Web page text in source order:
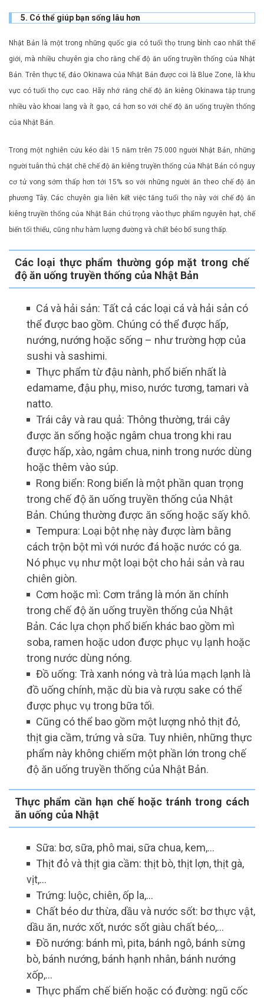
5. Có thể giúp bạn sống lâu hơn
Nhật Bản là một trong những quốc gia có tuổi thọ trung bình cao nhất thế
giới, mà nhiều chuyên gia cho rằng chế độ ăn uống truyền thống của Nhật
Bản. Trên thực tế, đảo Okinawa của Nhật Bản được coi là Blue Zone, là khu
vực có tuổi thọ cực cao. Hãy nhớ rằng chế độ ăn kiêng Okinawa tập trung
nhiều vào khoai lang và ít gạo, cá hơn so với chế độ ăn uống truyền thống
của Nhật Bản.
Trong một nghiên cứu kéo dài 15 năm trên 75.000 người Nhật Bản, những
người tuân thủ chặt chẽ chế độ ăn kiêng truyền thống của Nhật Bản có nguy
cơ tử vong sớm thấp hơn tới 15% so với những người ăn theo chế độ ăn
phương Tây. Các chuyên gia liên kết việc tăng tuổi thọ này với chế độ ăn
kiêng truyền thống của Nhật Bản chú trọng vào thực phẩm nguyên hạt, chế
biến tối thiểu, cũng như hàm lượng đường và chất béo bổ sung thấp.
Các loại thực phẩm thường góp mặt trong chế
độ ăn uống truyền thống của Nhật Bản
Cá và hải sản: Tất cả các loại cá và hải sản có
thể được bao gồm. Chúng có thể được hấp,
nướng, nướng hoặc sống – như trường hợp của
sushi và sashimi.
Thực phẩm từ đậu nành, phổ biến nhất là
edamame, đậu phụ, miso, nước tương, tamari và
natto.
Trái cây và rau quả: Thông thường, trái cây
được ăn sống hoặc ngâm chua trong khi rau
được hấp, xào, ngâm chua, ninh trong nước dùng
hoặc thêm vào súp.
Rong biển: Rong biển là một phần quan trọng
trong chế độ ăn uống truyền thống của Nhật
Bản. Chúng thường được ăn sống hoặc sấy khô.
Tempura: Loại bột nhẹ này được làm bằng
cách trộn bột mì với nước đá hoặc nước có ga.
Nó phục vụ như một loại bột cho hải sản và rau
chiên giòn.
Cơm hoặc mì: Cơm trắng là món ăn chính
trong chế độ ăn uống truyền thống của Nhật
Bản. Các lựa chọn phổ biến khác bao gồm mì
soba, ramen hoặc udon được phục vụ lạnh hoặc
trong nước dùng nóng.
Đồ uống: Trà xanh nóng và trà lúa mạch lạnh là
đồ uống chính, mặc dù bia và rượu sake có thể
được phục vụ trong bữa tối.
Cũng có thể bao gồm một lượng nhỏ thịt đỏ,
thịt gia cầm, trứng và sữa. Tuy nhiên, những thực
phẩm này không chiếm một phần lớn trong chế
độ ăn uống truyền thống của Nhật Bản.
Thực phẩm cần hạn chế hoặc tránh trong cách
ăn uống của Nhật
Sữa: bơ, sữa, phô mai, sữa chua, kem,…
Thịt đỏ và thịt gia cầm: thịt bò, thịt lợn, thịt gà,
vịt,…
Trứng: luộc, chiên, ốp la,…
Chất béo dư thừa, dầu và nước sốt: bơ thực vật,
dầu ăn, nước xốt, nước sốt giàu chất béo,…
Đồ nướng: bánh mì, pita, bánh ngô, bánh sừng
bò, bánh nướng, bánh hạnh nhân, bánh nướng
xốp,…
Thực phẩm chế biến hoặc có đường: ngũ cốc